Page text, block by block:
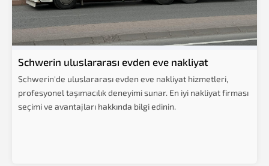
Schwerin uluslararası evden eve nakliyat
Schwerin'de uluslararası evden eve nakliyat hizmetleri,
profesyonel taşımacılık deneyimi sunar. En iyi nakliyat firması
seçimi ve avantajları hakkında bilgi edinin.